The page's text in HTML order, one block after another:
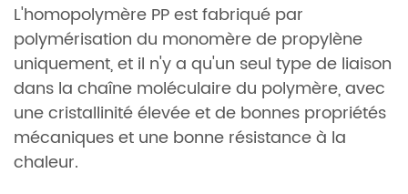
L'homopolymère PP est fabriqué par
polymérisation du monomère de propylène
uniquement, et il n'y a qu'un seul type de liaison
dans la chaîne moléculaire du polymère, avec
une cristallinité élevée et de bonnes propriétés
mécaniques et une bonne résistance à la
chaleur.